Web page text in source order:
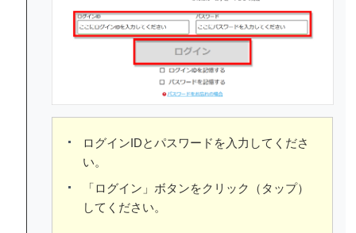
ログインIDとパスワードを入力してくださ
い。
「ログイン」ボタンをクリック（タップ）
してください。